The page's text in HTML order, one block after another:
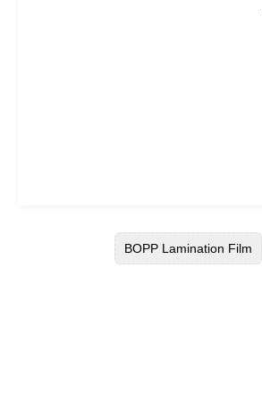
BOPP Lamination Film